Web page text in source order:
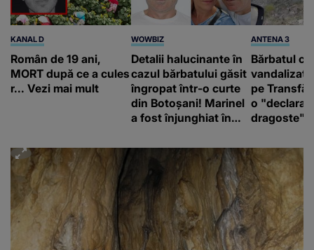
KANAL D
Român de 19 ani,
MORT după ce a cules
r... Vezi mai mult
WOWBIZ
Detalii halucinante în
cazul bărbatului găsit
îngropat într-o curte
din Botoșani! Marinel
a fost înjunghiat în
lui se numără printre
ANTENA 3
Bărbatul
vandalizat
pe
o
dragoste"
mediu